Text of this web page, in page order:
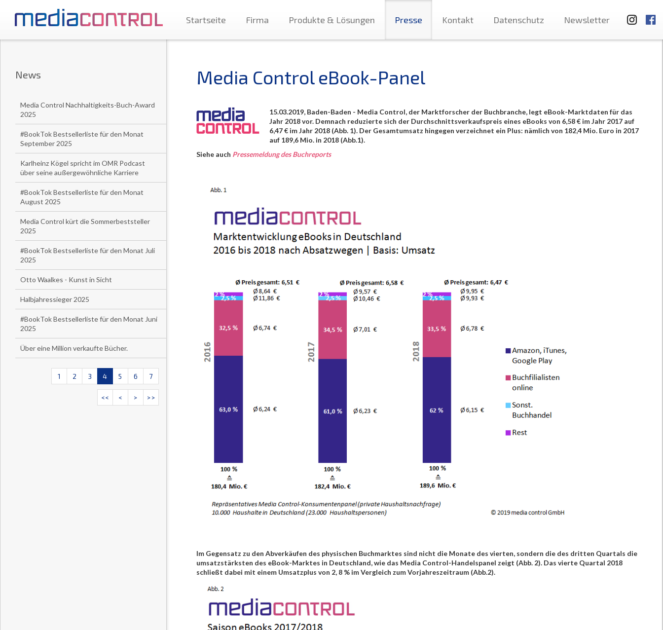
Startseite Firma Produkte & Lösungen Presse Kontakt Datenschutz Newsletter
News
Media Control Nachhaltigkeits-Buch-Award
2025
#BookTok Bestsellerliste für den Monat
September 2025
Karlheinz Kögel spricht im OMR Podcast
über seine außergewöhnliche Karriere
#BookTok Bestsellerliste für den Monat
August 2025
Media Control kürt die Sommerbeststeller
2025
#BookTok Bestsellerliste für den Monat Juli
2025
Otto Waalkes - Kunst in Sicht
Halbjahressieger 2025
#BookTok Bestsellerliste für den Monat Juni
2025
Über eine Million verkaufte Bücher.
1 2 3 4 5 6 7
<< < > >>
Media Control eBook-Panel
15.03.2019, Baden-Baden - Media Control, der Marktforscher der Buchbranche, legt eBook-Marktdaten für das
Jahr 2018 vor. Demnach reduzierte sich der Durchschnittsverkaufspreis eines eBooks von 6,58 € im Jahr 2017 auf
6,47 € im Jahr 2018 (Abb. 1). Der Gesamtumsatz hingegen verzeichnet ein Plus: nämlich von 182,4 Mio. Euro in 2017
auf 189,6 Mio. in 2018 (Abb.1).
Siehe auch Pressemeldung des Buchreports
Im Gegensatz zu den Abverkäufen des physischen Buchmarktes sind nicht die Monate des vierten, sondern die des dritten Quartals die
umsatzstärksten des eBook-Marktes in Deutschland, wie das Media Control-Handelspanel zeigt (Abb. 2). Das vierte Quartal 2018
schließt dabei mit einem Umsatzplus von 2, 8 % im Vergleich zum Vorjahreszeitraum (Abb.2).